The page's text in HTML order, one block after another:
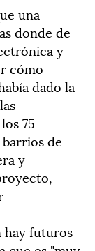
una
donde de
y
cómo
dado la
75
de
y
hay futuros